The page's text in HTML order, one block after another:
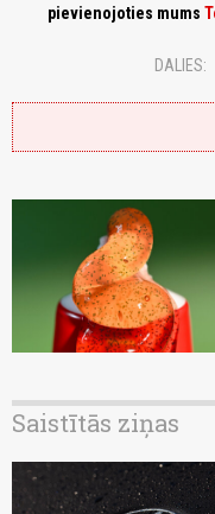
pievienojoties mums
DALIES:
Saistītās ziņas